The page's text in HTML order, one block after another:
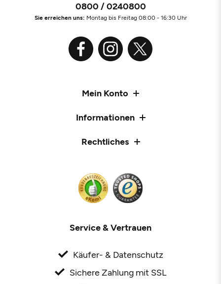
0800 / 0240800
Sie erreichen uns: Montag bis Freitag 08:00 - 16:30 Uhr
Mein Konto
Informationen
Rechtliches
Service & Vertrauen
Käufer- & Datenschutz
Sichere Zahlung mit SSL